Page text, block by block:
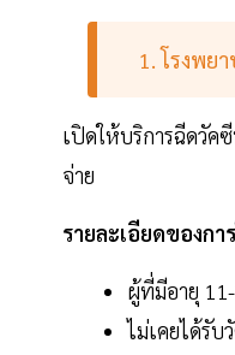
1. โรงพย
เปิดให้บริการฉีดวัค
จ่าย
รายละเอียดของกา
ผู้ที่มีอายุ
ไม่เคยได้รั